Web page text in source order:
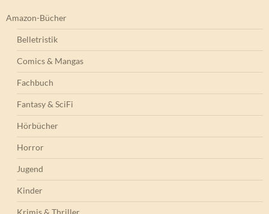
Amazon-Bücher
Belletristik
Comics & Mangas
Fachbuch
Fantasy & SciFi
Hörbücher
Horror
Jugend
Kinder